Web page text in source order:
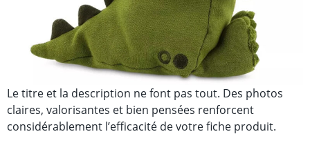
Le titre et la description ne font pas tout. Des photos
claires, valorisantes et bien pensées renforcent
considérablement l’efficacité de votre fiche produit.